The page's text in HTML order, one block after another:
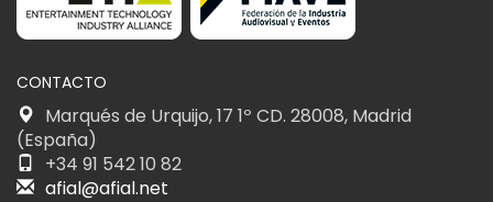
CONTACTO
Marqués de Urquijo, 17 1º CD. 28008, Madrid
(España)
+34 91 542 10 82
afial@afial.net